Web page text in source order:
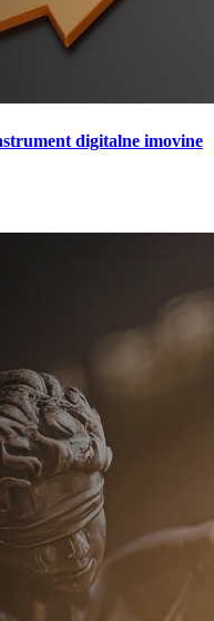
digitalne imovine